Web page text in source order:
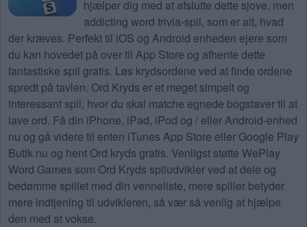
hjælper dig med at afslutte dette sjove, men
addicting word trivia-spil, som er alt, hvad
der kræves. Perfekt til iOS og Android enheden ejere som
du kan hovedet på over til App Store og afhente dette
fantastiske spil gratis. Løs krydsordene ved at finde ordene
spredt på tavlen. Ord Kryds er et meget simpelt og
interessant spil, hvor du skal matche egnede bogstaver til at
lave ord. Få din iPhone, iPad, iPod og / eller Android-enhed
nu og gå videre til enten iTunes App Store eller Google Play
Butik nu og hent Ord kryds gratis. Venligst støtte WePlay
Word Games som Ord Kryds spiludvikler ved at dele og
bedømme spillet med din venneliste, mere spiller betyder
mere indtjening til udvikleren, så vær så venlig at hjælpe
den med at vokse.